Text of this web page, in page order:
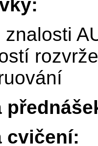
znalosti
cvičení: